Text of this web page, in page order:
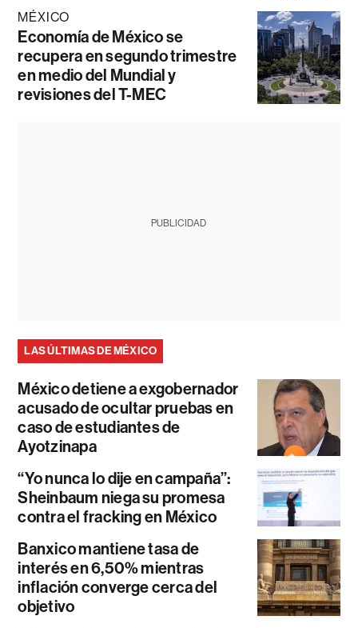
MÉXICO
Economía de México se
recupera en segundo trimestre
en medio del Mundial y
revisiones del T-MEC
PUBLICIDAD
LAS ÚLTIMAS DE MÉXICO
México detiene a exgobernador
acusado de ocultar pruebas en
caso de estudiantes de
Ayotzinapa
“Yo nunca lo dije en campaña”:
Sheinbaum niega su promesa
contra el fracking en México
Banxico mantiene tasa de
interés en 6,50% mientras
inflación converge cerca del
objetivo